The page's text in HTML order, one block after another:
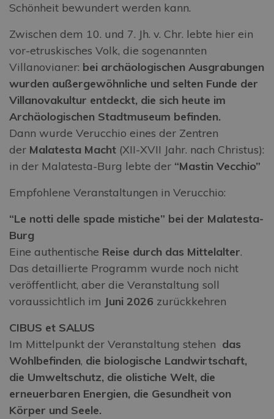
Schönheit bewundert werden kann.
Zwischen dem 10. und 7. Jh. v. Chr. lebte hier ein
vor-etruskisches Volk, die sogenannten
Villanovianer: bei archäologischen Ausgrabungen
wurden außergewöhnliche und selten Funde der
Villanovakultur entdeckt, die sich heute im
Archäologischen Stadtmuseum befinden.
Dann wurde Verucchio eines der Zentren
der Malatesta Macht (XII-XVII Jahr. nach Christus):
in der Malatesta-Burg lebte der “Mastin Vecchio”
Empfohlene Veranstaltungen in Verucchio:
“Le notti delle spade mistiche” bei der Malatesta-
Burg
Eine authentische Reise durch das Mittelalter.
Das detaillierte Programm wurde noch nicht
veröffentlicht, aber die Veranstaltung soll
voraussichtlich im Juni 2026 zurückkehren
CIBUS et SALUS
Im Mittelpunkt der Veranstaltung stehen das
Wohlbefinden, die biologische Landwirtschaft,
die Umweltschutz, die olistiche Welt, die
erneuerbaren Energien, die Gesundheit von
Körper und Seele.